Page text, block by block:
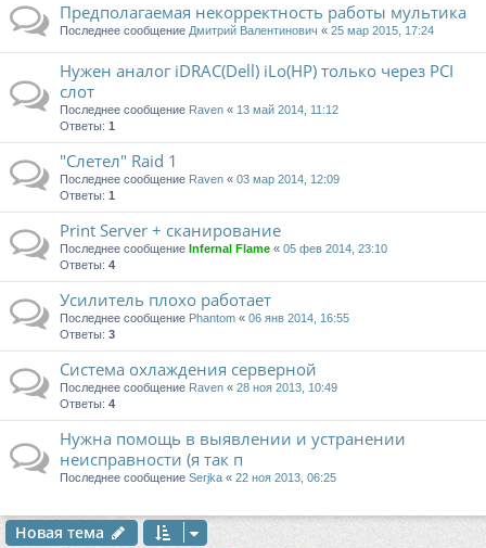
Предполагаемая некорректность работы мультика
Последнее сообщение Дмитрий Валентинович « 25 мар 2015, 17:24
Нужен аналог iDRAC(Dell) iLo(HP) только через PCI
слот
Последнее сообщение Raven « 13 май 2014, 11:12
Ответы: 1
"Слетел" Raid 1
Последнее сообщение Raven « 03 мар 2014, 12:09
Ответы: 1
Print Server + сканирование
Последнее сообщение Infernal Flame « 05 фев 2014, 23:10
Ответы: 4
Усилитель плохо работает
Последнее сообщение Phantom « 06 янв 2014, 16:55
Ответы: 3
Система охлаждения серверной
Последнее сообщение Raven « 28 ноя 2013, 10:49
Ответы: 4
Нужна помощь в выявлении и устранении
неисправности (я так п
Последнее сообщение Serjka « 22 ноя 2013, 06:25
Новая тема